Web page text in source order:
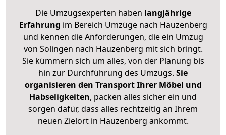
Die Umzugsexperten haben langjährige
Erfahrung im Bereich Umzüge nach Hauzenberg
und kennen die Anforderungen, die ein Umzug
von Solingen nach Hauzenberg mit sich bringt.
Sie kümmern sich um alles, von der Planung bis
hin zur Durchführung des Umzugs. Sie
organisieren den Transport Ihrer Möbel und
Habseligkeiten, packen alles sicher ein und
sorgen dafür, dass alles rechtzeitig an Ihrem
neuen Zielort in Hauzenberg ankommt.